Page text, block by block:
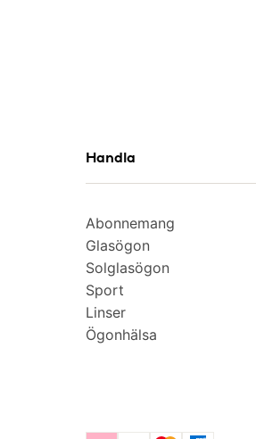
Handla
Abonnemang
Glasögon
Solglasögon
Sport
Linser
Ögonhälsa